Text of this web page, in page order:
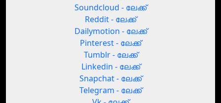
Soundcloud - ലേക്ക്
Reddit - ലേക്ക്
Dailymotion - ലേക്ക്
Pinterest - ലേക്ക്
Tumblr - ലേക്ക്
Linkedin - ലേക്ക്
Snapchat - ലേക്ക്
Telegram - ലേക്ക്